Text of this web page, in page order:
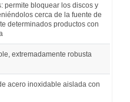
permite bloquear los discos y
cerca de la fuente de
determinados productos con
extremadamente robusta
acero inoxidable aislada con